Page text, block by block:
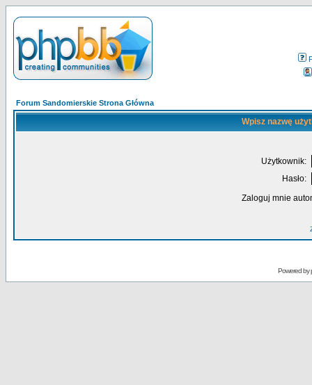
Forum Sandomierskie Strona Główna
Wpisz nazwę
Użytkownik:
Hasło:
Zaloguj mnie
Powered by